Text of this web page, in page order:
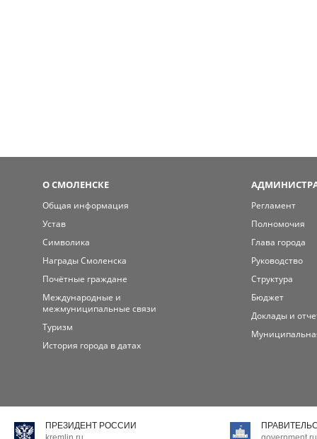
О СМОЛЕНСКЕ
Общая информация
Устав
Символика
Награды Смоленска
Почётные граждане
Международные и
межмуниципальные связи
Туризм
История города в датах
Регламент
Полномочия
Глава города
Руководство
Структура
Бюджет
Доклады и
ПРЕЗИДЕНТ РОССИИ